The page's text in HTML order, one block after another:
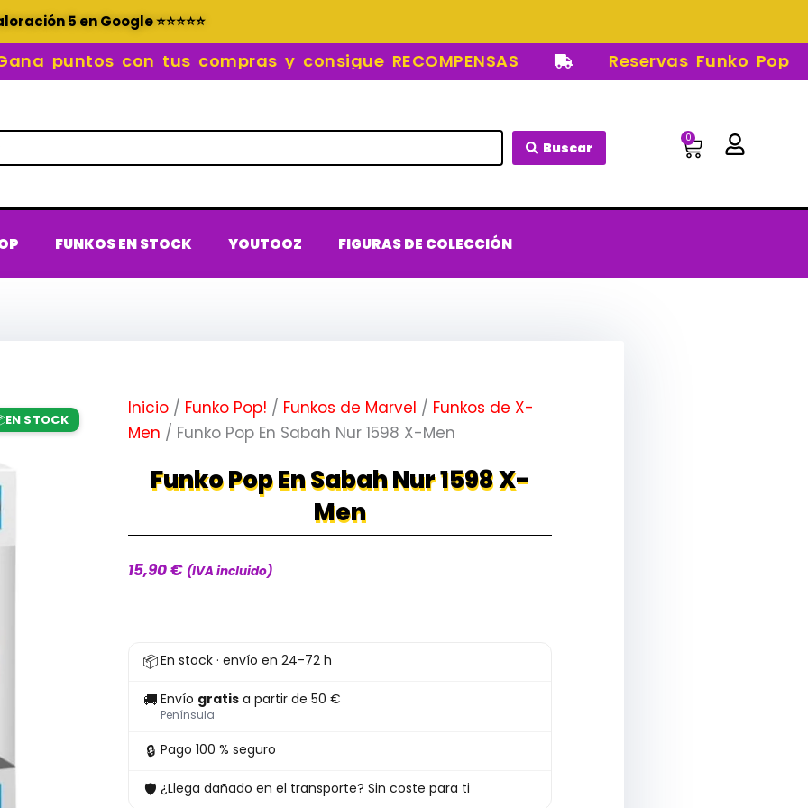
5 en Google ⭐⭐⭐⭐⭐
puntos con tus compras y consigue RECOMPENSAS Reservas Funko Pop
Buscar
0
Carrito
FUNKOS EN STOCK YOUTOOZ FIGURAS DE COLECCIÓN
EN STOCK
Inicio / Funko Pop! / Funkos de Marvel / Funkos de X-
Men / Funko Pop En Sabah Nur 1598 X-Men
Funko Pop En Sabah Nur 1598 X-
Men
15,90€ (IVA incluido)
📦En stock · envío en 24-72 h
🚚 Envío gratis a partir de 50 €
Península
🔒 Pago 100 % seguro
🛡 ¿Llega dañado en el transporte? Sin coste para ti
Pop
En
Sabah
Nur
X-